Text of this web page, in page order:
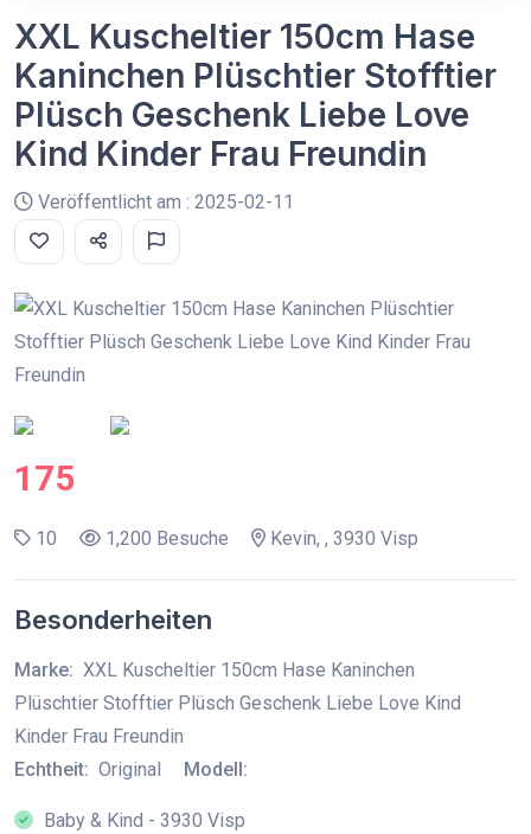
XXL Kuscheltier 150cm Hase
Kaninchen Plüschtier Stofftier
Plüsch Geschenk Liebe Love
Kind Kinder Frau Freundin
Veröffentlicht am : 2025-02-11
175
10 1,200 Besuche Kevin, , 3930 Visp
Besonderheiten
Marke: XXL Kuscheltier 150cm Hase Kaninchen
Plüschtier Stofftier Plüsch Geschenk Liebe Love Kind
Kinder Frau Freundin
Echtheit: Original Modell:
Baby & Kind - 3930 Visp